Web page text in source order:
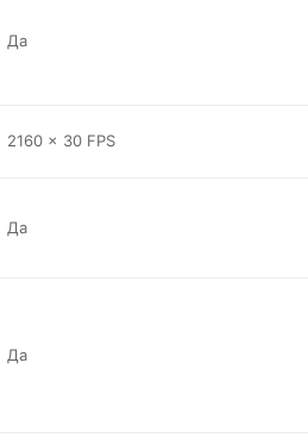
Да
2160 x 30 FPS
Да
Да